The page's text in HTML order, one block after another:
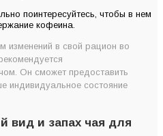
поинтересуйтесь, чтобы в нем
кофеина.
изменений в свой рацион во
Он сможет предоставить
индивидуальное состояние
вид и запах чая для